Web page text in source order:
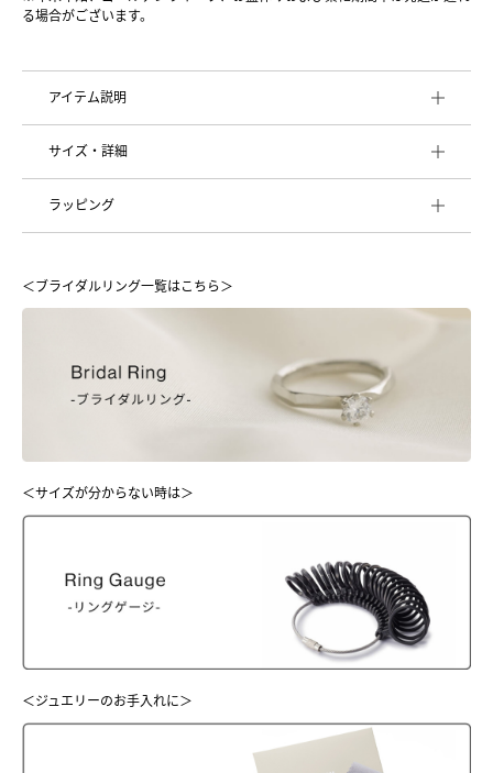
る場合がございます。
アイテム説明
サイズ・詳細
ラッピング
＜ブライダルリング一覧はこちら＞
＜サイズが分からない時は＞
＜ジュエリーのお手入れに＞